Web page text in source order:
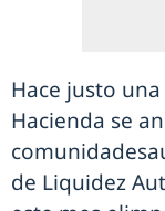
Hace justo
Hacienda se
de Liquidez